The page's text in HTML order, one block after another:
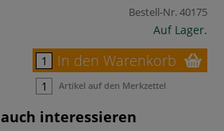
Bestell-Nr.40175
Auf Lager.
In den Warenkorb
Artikel auf den Merkzettel
interessieren